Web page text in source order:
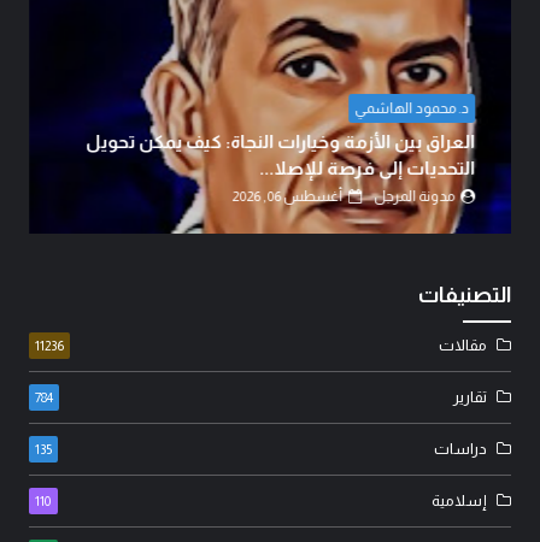
د. محمود الهاشمي
العراق بين الأزمة وخيارات النجاة: كيف يمكن تحويل
التحديات إلى فرصة للإصلا...
مدونة المرجل أغسطس 06, 2026
التصنيفات
مقالات 11236
تقارير 784
دراسات 135
إسلامية 110